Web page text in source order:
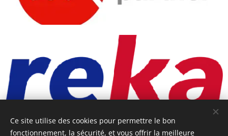
Ce site utilise des cookies pour permettre le bon
fonctionnement, la sécurité, et vous offrir la meilleure